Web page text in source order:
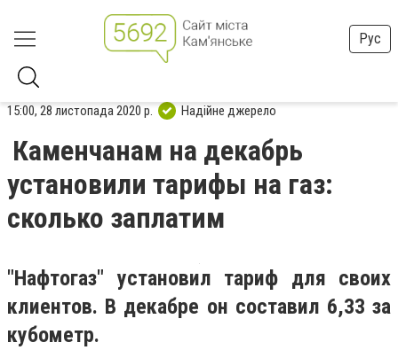
Рус
15:00, 28 листопада 2020 р. Надійне джерело
Каменчанам на декабрь
установили тарифы на газ:
сколько заплатим
"Нафтогаз" установил тариф для своих
клиентов. В декабре он составил 6,33 за
кубометр.